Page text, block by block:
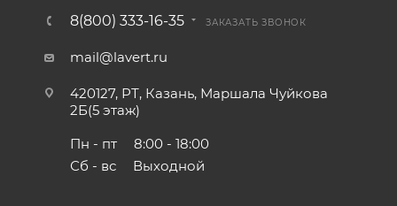
8(800) 333-16-35 ЗАКАЗАТЬ ЗВОНОК
mail@lavert.ru
420127, РТ, Казань, Маршала Чуйкова
2Б(5 этаж)
Пн - пт
8:00 - 18:00
Сб - вс
Выходной